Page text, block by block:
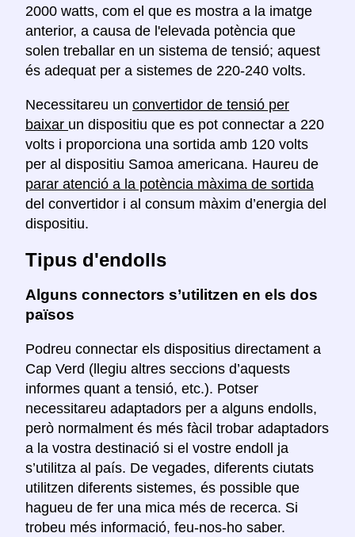
2000 watts, com el que es mostra a la imatge
anterior, a causa de l'elevada potència que
solen treballar en un sistema de tensió; aquest
és adequat per a sistemes de 220-240 volts.
Necessitareu un convertidor de tensió per
baixar un dispositiu que es pot connectar a 220
volts i proporciona una sortida amb 120 volts
per al dispositiu Samoa americana. Haureu de
parar atenció a la potència màxima de sortida
del convertidor i al consum màxim d’energia del
dispositiu.
Tipus d'endolls
Alguns connectors s’utilitzen en els dos
països
Podreu connectar els dispositius directament a
Cap Verd (llegiu altres seccions d’aquests
informes quant a tensió, etc.). Potser
necessitareu adaptadors per a alguns endolls,
però normalment és més fàcil trobar adaptadors
a la vostra destinació si el vostre endoll ja
s’utilitza al país. De vegades, diferents ciutats
utilitzen diferents sistemes, és possible que
hagueu de fer una mica més de recerca. Si
trobeu més informació, feu-nos-ho saber.